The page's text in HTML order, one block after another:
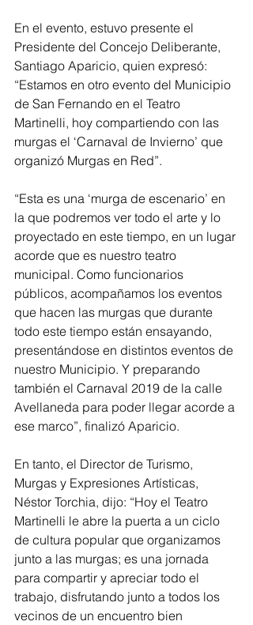
En el evento, estuvo presente el
Presidente del Concejo Deliberante,
Santiago Aparicio, quien expresó:
“Estamos en otro evento del Municipio
de San Fernando en el Teatro
Martinelli, hoy compartiendo con las
murgas el ‘Carnaval de Invierno’ que
organizó Murgas en Red”.
“Esta es una ‘murga de escenario’ en
la que podremos ver todo el arte y lo
proyectado en este tiempo, en un lugar
acorde que es nuestro teatro
municipal. Como funcionarios
públicos, acompañamos los eventos
que hacen las murgas que durante
todo este tiempo están ensayando,
presentándose en distintos eventos de
nuestro Municipio. Y preparando
también el Carnaval 2019 de la calle
Avellaneda para poder llegar acorde a
ese marco”, finalizó Aparicio.
En tanto, el Director de Turismo,
Murgas y Expresiones Artísticas,
Néstor Torchia, dijo: “Hoy el Teatro
Martinelli le abre la puerta a un ciclo
de cultura popular que organizamos
junto a las murgas; es una jornada
para compartir y apreciar todo el
trabajo, disfrutando junto a todos los
vecinos de un encuentro bien